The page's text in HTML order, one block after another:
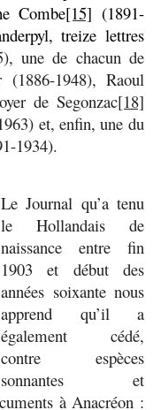
Combe[15] (1891-
treize lettres
une de chacun de
1948), Raoul
de Segonzac[18]
et, enfin, une du
1934).
Le Journal qu’a tenu
le Hollandais de
naissance entre fin
1903 et début des
années soixante nous
apprend qu’il a
également cédé,
contre espèces
sonnantes et
à Anacréon :